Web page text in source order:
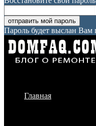
Пароль будет выслан Вам
Главная